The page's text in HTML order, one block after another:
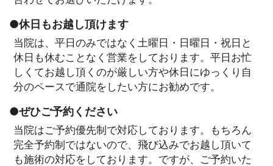
●休日もお越し頂けます
当院は、平日のみではなく土曜日・日曜日・祝日と
休日も休むことなく営業をしております。平日お忙
しくてお越し頂くのが厳しい方や休日にゆっくり自
分のペースで通院をしたい方にお勧めです。
●ぜひご予約ください
当院はご予約優先制で対応しております。もちろん
完全予約制ではないので、飛び込みでお越し頂いて
も施術の対応をしております。ですが、ご予約いた